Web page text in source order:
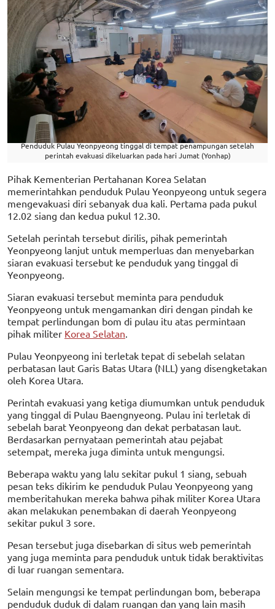
Penduduk Pulau Yeonpyeong tinggal di tempat penampungan setelah
perintah evakuasi dikeluarkan pada hari Jumat (Yonhap)
Pihak Kementerian Pertahanan Korea Selatan
memerintahkan penduduk Pulau Yeonpyeong untuk segera
mengevakuasi diri sebanyak dua kali. Pertama pada pukul
12.02 siang dan kedua pukul 12.30.
Setelah perintah tersebut dirilis, pihak pemerintah
Yeonpyeong lanjut untuk memperluas dan menyebarkan
siaran evakuasi tersebut ke penduduk yang tinggal di
Yeonpyeong.
Siaran evakuasi tersebut meminta para penduduk
Yeonpyeong untuk mengamankan diri dengan pindah ke
tempat perlindungan bom di pulau itu atas permintaan
pihak militer Korea Selatan.
Pulau Yeonpyeong ini terletak tepat di sebelah selatan
perbatasan laut Garis Batas Utara (NLL) yang disengketakan
oleh Korea Utara.
Perintah evakuasi yang ketiga diumumkan untuk penduduk
yang tinggal di Pulau Baengnyeong. Pulau ini terletak di
sebelah barat Yeonpyeong dan dekat perbatasan laut.
Berdasarkan pernyataan pemerintah atau pejabat
setempat, mereka juga diminta untuk mengungsi.
Beberapa waktu yang lalu sekitar pukul 1 siang, sebuah
pesan teks dikirim ke penduduk Pulau Yeonpyeong yang
memberitahukan mereka bahwa pihak militer Korea Utara
akan melakukan penembakan di daerah Yeonpyeong
sekitar pukul 3 sore.
Pesan tersebut juga disebarkan di situs web pemerintah
yang juga meminta para penduduk untuk tidak beraktivitas
di luar ruangan sementara.
Selain mengungsi ke tempat perlindungan bom, beberapa
penduduk duduk di dalam ruangan dan yang lain masih